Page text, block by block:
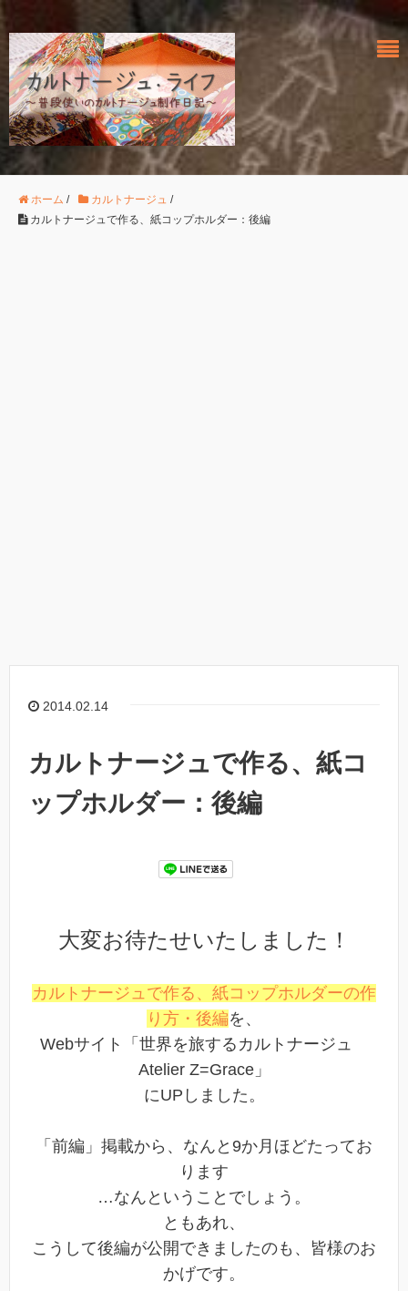
ホーム / カルトナージュ /
カルトナージュで作る、紙コップホルダー：後編
2014.02.14
カルトナージュで作る、紙コ
ップホルダー：後編
大変お待たせいたしました！
カルトナージュで作る、紙コップホルダーの作
り方・後編を、
Webサイト「世界を旅するカルトナージュ
Atelier Z=Grace」
にUPしました。
「前編」掲載から、なんと9か月ほどたってお
ります
…なんということでしょう。
ともあれ、
こうして後編が公開できましたのも、皆様のお
かげです。